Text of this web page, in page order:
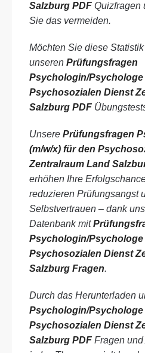
Salzburg PDF Quizfragen
Sie das vermeiden.
Möchten Sie diese
unseren Prüfungsfragen
Psychologin/Psychologe
Psychosozialen Dienst
Salzburg PDF
Unsere Prüfungsfragen
(m/w/x) für den
Zentralraum Land
erhöhen Ihre
reduzieren Prüfungsangst
Selbstvertrauen – dank
Datenbank mit
Psychologin/Psychologe
Psychosozialen Dienst
Salzburg Fragen.
Durch das Herunterladen
Psychologin/Psychologe
Psychosozialen Dienst
Salzburg PDF Fragen